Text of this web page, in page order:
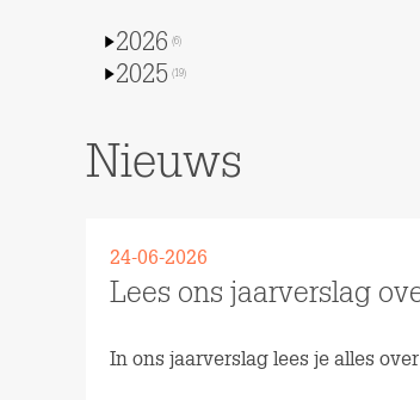
2026 (6)
2025 (19)
Nieuws
Lees ons jaarverslag
24-06-2026
In ons jaarverslag lees je alles